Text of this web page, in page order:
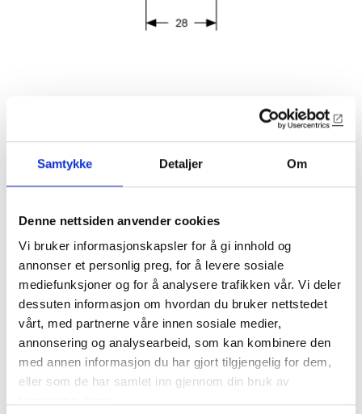
Samtykke Detaljer Om
Denne nettsiden anvender cookies
Vi bruker informasjonskapsler for å gi innhold og
annonser et personlig preg, for å levere sosiale
mediefunksjoner og for å analysere trafikken vår. Vi deler
dessuten informasjon om hvordan du bruker nettstedet
vårt, med partnerne våre innen sosiale medier,
annonsering og analysearbeid, som kan kombinere den
med annen informasjon du har gjort tilgjengelig for dem,
eller som de har samlet inn gjennom din bruk av
3605
28x28mm kvartstaff
Lagerførte varianter
3605-SN
28x28mm kvartstaff
Furu snekkerkvalitet